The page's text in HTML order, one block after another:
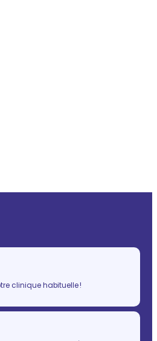
clinique habituelle !